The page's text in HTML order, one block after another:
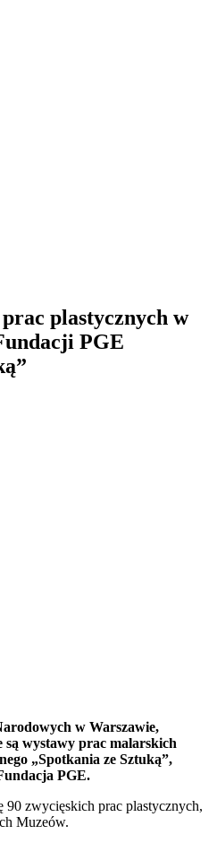
plastycznych w
PGE
w Warszawie,
wystawy prac malarskich
„Spotkania ze Sztuką”,
PGE.
90 zwycięskich prac plastycznych,
Muzeów.